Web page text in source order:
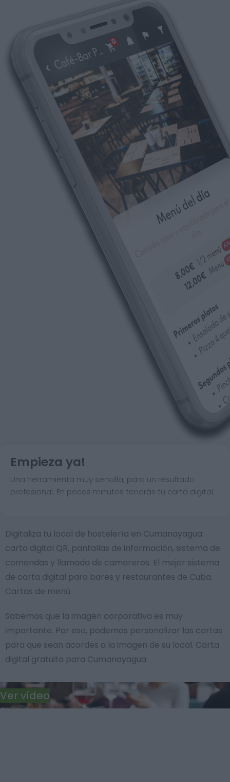
Empieza ya!
Una herramienta muy sencilla, para un resultado
profesional. En pocos minutos tendrás tu carta digital.
Digitaliza tu local de hostelería en Cumanayagua:
carta digital QR, pantallas de información, sistema de
comandas y llamada de camareros. El mejor sistema
de carta digital para bares y restaurantes de Cuba.
Cartas de menú.
Sabemos que la imagen corporativa es muy
importante. Por eso, podemos personalizar las cartas
para que sean acordes a la imagen de su local. Carta
digital gratuita para Cumanayagua.
Ver vídeo